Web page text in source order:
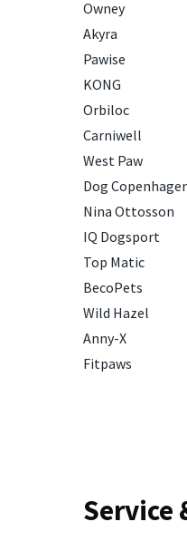
Owney
Akyra
Pawise
KONG
Orbiloc
Carniwell
West Paw
Dog
Nina Ottosson
IQ Dogsport
Top Matic
BecoPets
Wild Hazel
Anny-X
Fitpaws
Service